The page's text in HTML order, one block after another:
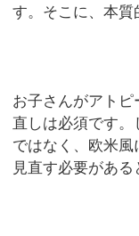
す。そこに、本質
お子さんがアト
直しは必須です
ではなく、欧米
見直す必要がある